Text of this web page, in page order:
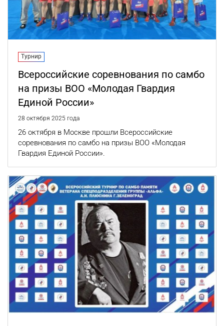
Турнир
Всероссийские соревнования по самбо
на призы ВОО «Молодая Гвардия
Единой России»
28 октября 2025 года
26 октября в Москве прошли Всероссийские
соревнования по самбо на призы ВОО «Молодая
Гвардия Единой России».